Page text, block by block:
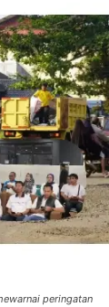
peringatan